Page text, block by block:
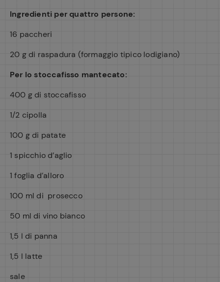
Ingredienti per quattro persone:
16 paccheri
20 g di raspadura (formaggio tipico lodigiano)
Per lo stoccafisso mantecato:
400 g di stoccafisso
1/2 cipolla
100 g di patate
1 spicchio d’aglio
1 foglia d’alloro
100 ml di prosecco
50 ml di vino bianco
1,5 l di panna
1,5 l latte
sale